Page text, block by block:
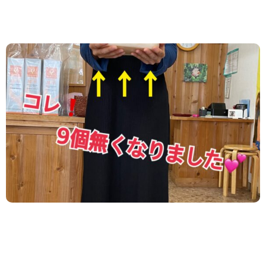
2024.07.06/お客様の声,ダイエット,新着情報
３ヶ月で８kg減！
自己流ダイエットを半年間 続けてきたけど 全く体重
が減らなかったのが 「デブ酵素撃退ダイエット」で
なんと ３ヶ月で大成功しちゃいました！！...